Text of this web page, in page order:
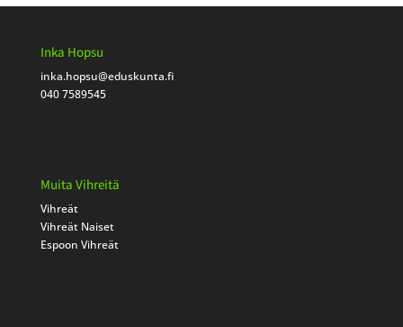
Inka Hopsu
inka.hopsu@eduskunta.fi
040 7589545
Muita Vihreitä
Vihreät
Vihreät Naiset
Espoon Vihreät